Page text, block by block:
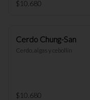
$10.680
Cerdo Chung-San
Cerdo, algas y cebollín
$10.680